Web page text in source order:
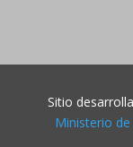
Sitio
Ministerio